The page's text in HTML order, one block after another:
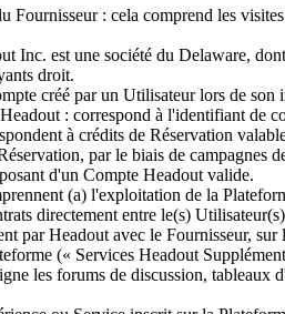
Fournisseur : cela comprend les
Inc. est une société du Delaware,
droit.
créé par un Utilisateur lors de
: correspond à l'identifiant de
à crédits de Réservation
par le biais de campagnes
d'un Compte Headout valide.
(a) l'exploitation de la
directement entre le(s)
par Headout avec le Fournisseur,
(« Services Headout
les forums de discussion, tableaux